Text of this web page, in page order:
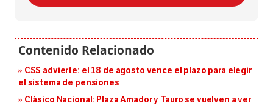
CSS advierte: el 18 de agosto vence el plazo para elegir
el sistema de pensiones
Clásico Nacional: Plaza Amador y Tauro se vuelven a ver